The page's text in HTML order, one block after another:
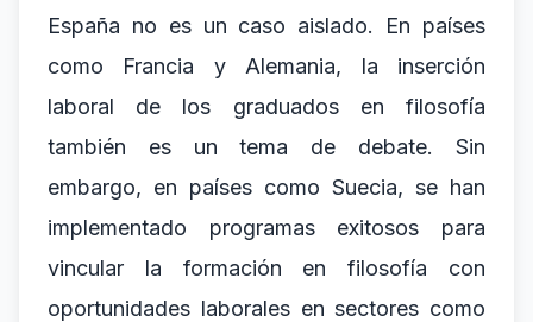
España no es un caso aislado. En países
como Francia y Alemania, la inserción
laboral de los graduados en filosofía
también es un tema de debate. Sin
embargo, en países como Suecia, se han
implementado programas exitosos para
vincular la formación en filosofía con
oportunidades laborales en sectores como